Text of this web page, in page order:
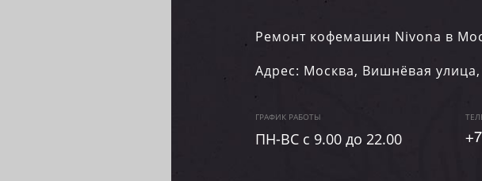
Ремонт кофемашин Nivona в
Адрес: Москва, Вишнёвая улица,
ГРАФИК РАБОТЫ
ПН-ВC c 9.00 до 22.00